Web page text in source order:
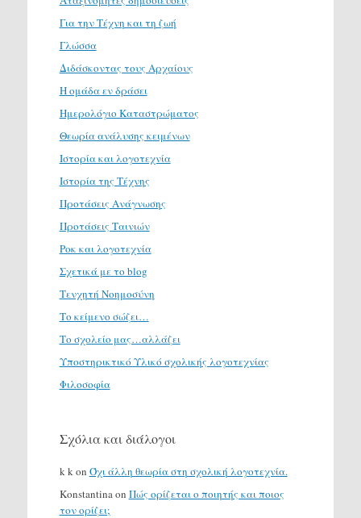
Για την Τέχνη και τη ζωή
Γλώσσα
Διδάσκοντας τους Αρχαίους
Η ομάδα εν δράσει
Ημερολόγιο Καταστρώματος
Θεωρία ανάλυσης κειμένων
Ιστορία και λογοτεχνία
Ιστορία της Τέχνης
Προτάσεις Ανάγνωσης
Προτάσεις Ταινιών
Ροκ και λογοτεχνία
Σχετικά με το blog
Τενχητή Νοημοσύνη
Το κείμενο σώζει…
Το σχολείο μας…αλλάζει
Υποστηρικτικό Υλικό σχολικής λογοτεχνίας
Φιλοσοφία
Σχόλια και διάλογοι
k k on Όχι άλλη θεωρία στη σχολική λογοτεχνία.
Konstantina on Πώς ορίζεται ο ποιητής και ποιος
τον ορίζει;